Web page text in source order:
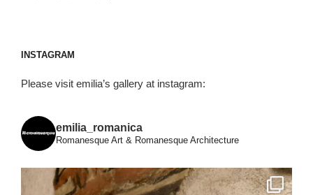
INSTAGRAM
Please visit emilia’s gallery at instagram:
emilia_romanica
Romanesque Art & Romanesque Architecture